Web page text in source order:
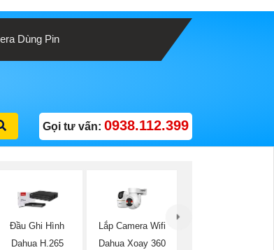
Dùng Pin
Gọi tư vấn: 0938.112.399
Đầu Ghi Hình
Dahua H.265
Lắp Camera Wifi
Dahua Xoay 360